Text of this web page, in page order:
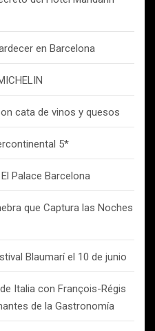
en Barcelona
cata de vinos y quesos
5*
Palace Barcelona
que Captura las Noches
Blaumarí el 10 de junio
Italia con François-Régis
de la Gastronomía